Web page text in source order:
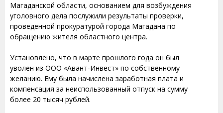
Магаданской области, основанием для возбуждения
уголовного дела послужили результаты проверки,
проведенной прокуратурой города Магадана по
обращению жителя областного центра.
Установлено, что в марте прошлого года он был
уволен из ООО «Авант-Инвест» по собственному
желанию. Ему была начислена заработная плата и
компенсация за неиспользованный отпуск на сумму
более 20 тысяч рублей.